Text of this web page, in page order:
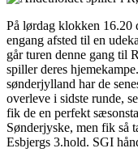
På lørdag klokken 16.20
engang afsted til en
går turen denne gang til
spiller deres
sønderjylland har de
overleve i sidste runde,
fik de en perfekt
Sønderjyske, men fik så
Esbjergs 3.hold. SGI